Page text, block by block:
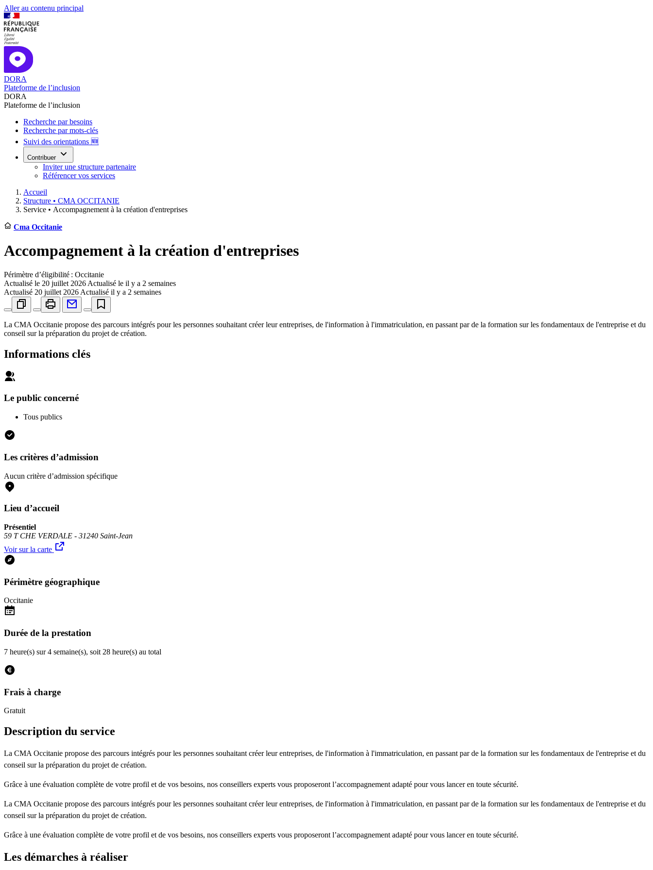
Aller au contenu principal
DORA
Plateforme de l’inclusion
DORA
Plateforme de l’inclusion
Recherche par besoins
Recherche par mots-clés
Suivi des orientations 🆕
Contribuer
Inviter une structure partenaire
Référencer vos services
Accueil
Structure • CMA OCCITANIE
Service • Accompagnement à la création d'entreprises
Cma Occitanie
Accompagnement à la création d'entreprises
Périmètre d’éligibilité : Occitanie
Actualisé le 20 juillet 2026 Actualisé le il y a 2 semaines
Actualisé 20 juillet 2026 Actualisé il y a 2 semaines
La CMA Occitanie propose des parcours intégrés pour les personnes souhaitant créer leur entreprises, de l'information à l'immatriculation, en passant par de la formation sur les fondamentaux de l'entreprise et du
conseil sur la préparation du projet de création.
Informations clés
Le public concerné
Tous publics
Les critères d’admission
Aucun critère d’admission spécifique
Lieu d’accueil
Présentiel
59 T CHE VERDALE - 31240 Saint-Jean
Voir sur la carte
Périmètre géographique
Occitanie
Durée de la prestation
7 heure(s) sur 4 semaine(s), soit 28 heure(s) au total
Frais à charge
Gratuit
Description du service
La CMA Occitanie propose des parcours intégrés pour les personnes souhaitant créer leur entreprises, de l'information à l'immatriculation, en passant par de la formation sur les fondamentaux de l'entreprise et du
conseil sur la préparation du projet de création.
Grâce à une évaluation complète de votre profil et de vos besoins, nos conseillers experts vous proposeront l’accompagnement adapté pour vous lancer en toute sécurité.
La CMA Occitanie propose des parcours intégrés pour les personnes souhaitant créer leur entreprises, de l'information à l'immatriculation, en passant par de la formation sur les fondamentaux de l'entreprise et du
conseil sur la préparation du projet de création.
Grâce à une évaluation complète de votre profil et de vos besoins, nos conseillers experts vous proposeront l’accompagnement adapté pour vous lancer en toute sécurité.
Les démarches à réaliser